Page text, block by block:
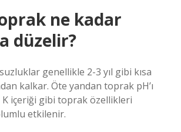
ne kadar
düzelir?
genellikle 2-3 yıl gibi kısa
kalkar. Öte yandan toprak pH’ı
K içeriği gibi toprak özellikleri
etkilenir.